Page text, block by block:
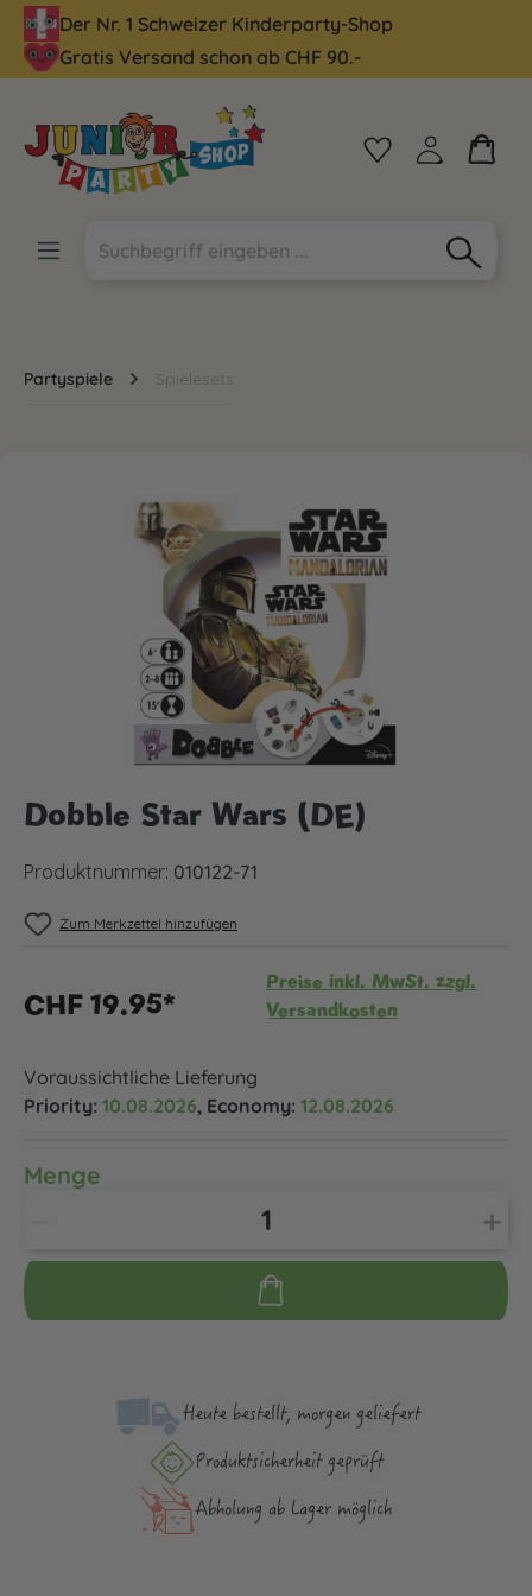
springen
Der Nr. 1 Schweizer Kinderparty-Shop
Gratis Versand schon ab CHF 90.-
Partyspiele Spielesets
Bildergalerie überspringen
Dobble Star Wars (DE)
Produktnummer: 010122-71
Zum Merkzettel hinzufügen
CHF 19.95*
Preise inkl. MwSt. zzgl.
Versandkosten
Voraussichtliche Lieferung
Priority: 10.08.2026, Economy: 12.08.2026
Menge
Heute bestellt, morgen geliefert
Produktsicher­heit geprüft
Abholung ab Lager möglich